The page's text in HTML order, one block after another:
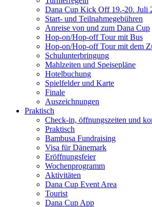
Dana Cup Kick Off 19.-20. Juli
Start- und Teilnahmegebühren
Anreise von und zum Dana Cup
Hop-on/Hop-off Tour mit Bus
Hop-on/Hop-off Tour mit dem
Schulunterbringung
Mahlzeiten und Speisepläne
Hotelbuchung
Spielfelder und Karte
Finale
Auszeichnungen
Praktisch
Check-in, öffnungszeiten und
Praktisch
Bambusa Fundraising
Visa für Dänemark
Eröffnungsfeier
Wochenprogramm
Aktivitäten
Dana Cup Event Area
Tourist
Dana Cup App